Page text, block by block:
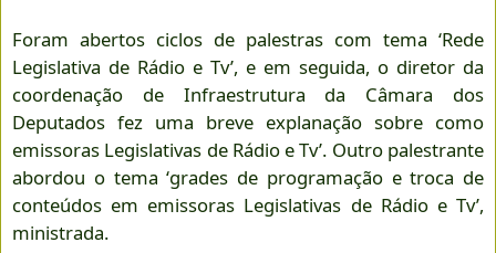
Foram abertos ciclos de palestras com tema ‘Rede
Legislativa de Rádio e Tv’, e em seguida, o diretor da
coordenação de Infraestrutura da Câmara dos
Deputados fez uma breve explanação sobre como
emissoras Legislativas de Rádio e Tv’. Outro palestrante
abordou o tema ‘grades de programação e troca de
conteúdos em emissoras Legislativas de Rádio e Tv’,
ministrada.